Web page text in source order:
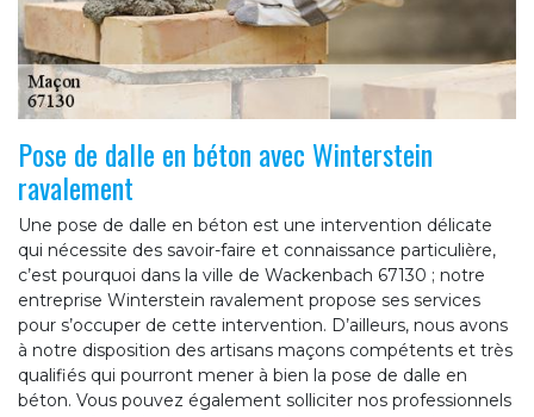
Pose de dalle en béton avec Winterstein
ravalement
Une pose de dalle en béton est une intervention délicate
qui nécessite des savoir-faire et connaissance particulière,
c’est pourquoi dans la ville de Wackenbach 67130 ; notre
entreprise Winterstein ravalement propose ses services
pour s’occuper de cette intervention. D’ailleurs, nous avons
à notre disposition des artisans maçons compétents et très
qualifiés qui pourront mener à bien la pose de dalle en
béton. Vous pouvez également solliciter nos professionnels